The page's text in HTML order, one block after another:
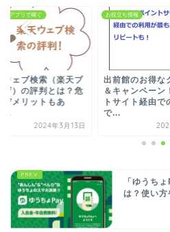
いアプリで稼ぐ
ウェブ検索（楽天ブ
ザ）の評判とは？危
デメリットもあ
...
2024年3月13日
お役立ち情報
出前館のお得な
＆キャンペーン
トサイト経由で
で...
「ゆうち
は？使い方